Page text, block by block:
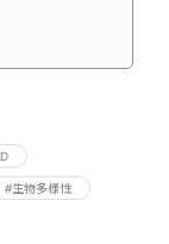
#生物多様性